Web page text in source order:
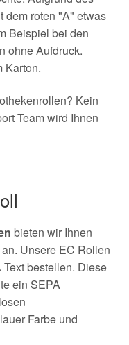
dem roten "A" etwas
Beispiel bei den
ohne Aufdruck.
Karton.
Kein
Team wird Ihnen
bieten wir Ihnen
Unsere EC Rollen
bestellen. Diese
ein SEPA
Farbe und